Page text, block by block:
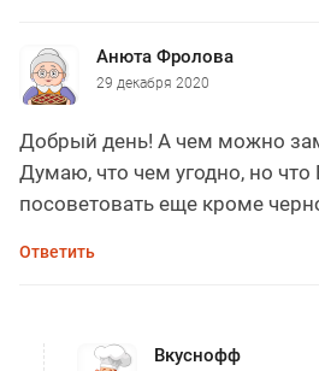
Анюта Фролова
29 декабря 2020
Добрый день! А чем можно
Думаю, что чем угодно, но
посоветовать еще кроме
Ответить
Вкуснофф